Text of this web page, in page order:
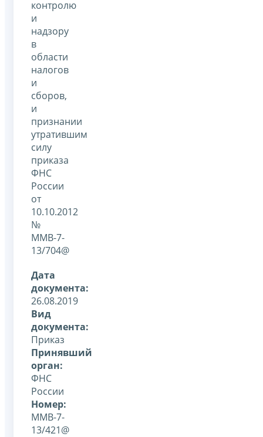
контролю
и
надзору
в
области
налогов
и
сборов,
и
признании
утратившим
силу
приказа
ФНС
России
от
10.10.2012
№
ММВ-7-
13/704@
Дата
документа:
26.08.2019
Вид
документа:
Приказ
Принявший
орган:
ФНС
России
Номер:
ММВ-7-
13/421@